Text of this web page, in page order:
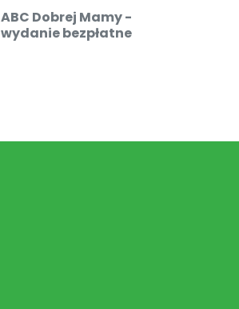
ABC Dobrej Mamy -
wydanie bezpłatne